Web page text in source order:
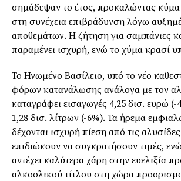
σημάδεψαν το έτος, προκαλώντας
στη συνέχεια επιβράδυνση λόγω
αποθεμάτων. Η ζήτηση για σαμπάνιες
παραμένει ισχυρή, ενώ το χύμα κρασί
Το Ηνωμένο Βασίλειο, υπό το νέο
φόρων κατανάλωσης ανάλογα με τον
καταγράφει εισαγωγές 4,25 δισ. ευρώ (-
1,28 δισ. λίτρων (-6%). Τα ήρεμα
δέχονται ισχυρή πίεση από τις
επιδιώκουν να συγκρατήσουν τιμές,
αντέχει καλύτερα χάρη στην ευελιξία
αλκοολικού τίτλου στη χώρα